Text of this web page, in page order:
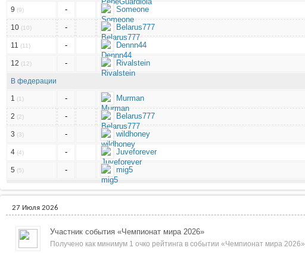
9 (9) - Someone
10 (10) - Belarus777
11 (11) - Dennn44
12 (12) - Rivalstein
В федерации
1 (1) - Murman
2 (2) - Belarus777
3 (3) - wildhoney
4 (4) - Juveforever
5 (5) - mig5
27 Июля 2026
Участник события «Чемпионат мира 2026»
Получено как минимум 1 очко рейтинга в событии «Чемпионат мира 2026»